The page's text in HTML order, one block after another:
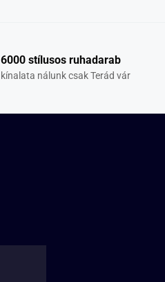
6000 stílusos ruhadarab
kínalata nálunk csak Terád vár